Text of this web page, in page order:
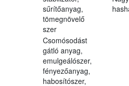
sűrítőanyag,
tömegnövelő
szer
Csomósodást
gátló anyag,
emulgeálószer,
fényezőanyag,
habosítószer,